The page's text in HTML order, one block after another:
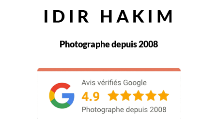
Photographe depuis 2008